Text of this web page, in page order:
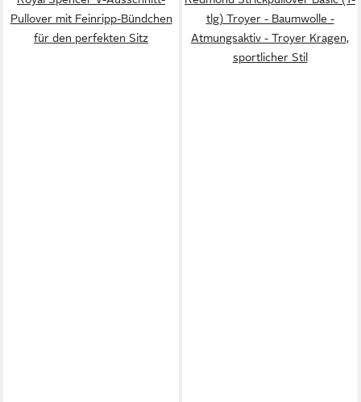
Pullover mit Feinripp-Bündchen
für den perfekten Sitz
tlg) Troyer - Baumwolle -
Atmungsaktiv - Troyer Kragen,
sportlicher Stil